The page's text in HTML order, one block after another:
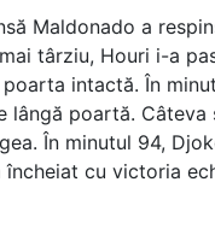
Maldonado a
târziu, Houri i-a
intactă. În
poartă. Câteva
În minutul 94,
cu victoria